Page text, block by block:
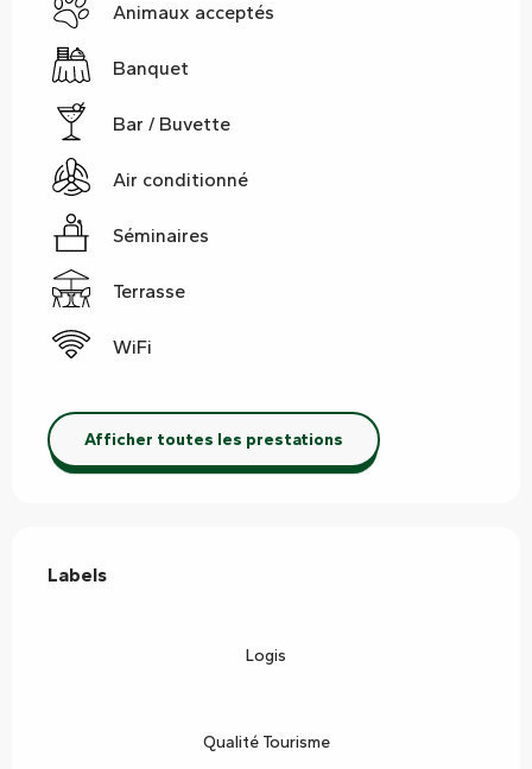
Animaux acceptés
Banquet
Bar / Buvette
Air conditionné
Séminaires
Terrasse
WiFi
Afficher toutes les prestations
Labels
Labels
Logis
Qualité Tourisme